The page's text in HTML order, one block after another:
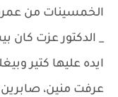
الخمسينات من
_ الدكتور عزت
ايده عليها كتير
عرفت منين،